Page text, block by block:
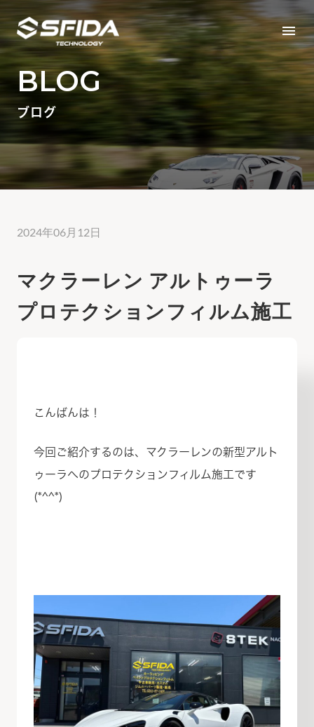
menu
BLOG
ブログ
2024年06月12日
マクラーレン アルトゥーラ
プロテクションフィルム施工
こんばんは！
今回ご紹介するのは、マクラーレンの新型アルト
ゥーラへのプロテクションフィルム施工です
(*^^*)